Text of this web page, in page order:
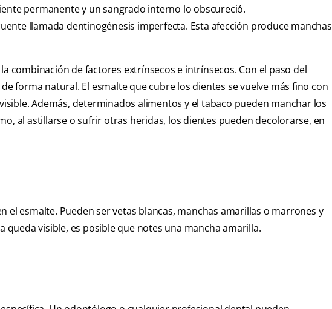
permanente y un sangrado interno lo obscureció.
llamada dentinogénesis imperfecta. Esta afección produce manchas
combinación de factores extrínsecos e intrínsecos. Con el paso del
forma natural. El esmalte que cubre los dientes se vuelve más fino con
Además, determinados alimentos y el tabaco pueden manchar los
al astillarse o sufrir otras heridas, los dientes pueden decolorarse, en
el esmalte. Pueden ser vetas blancas, manchas amarillas o marrones y
queda visible, es posible que notes una mancha amarilla.